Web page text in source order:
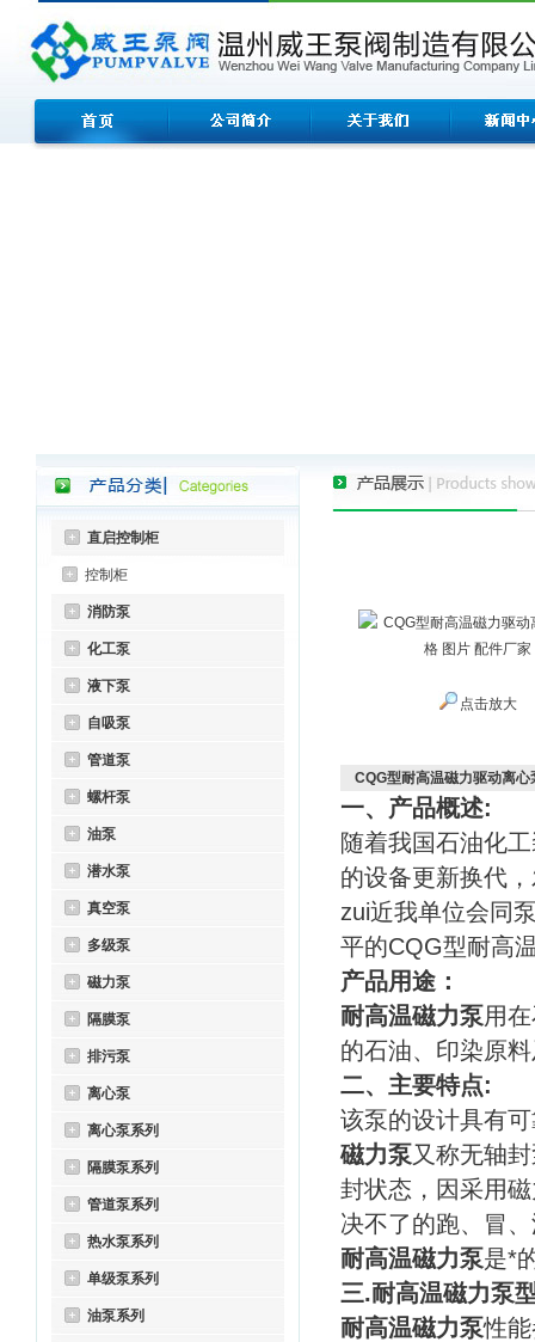
直启控制柜
控制柜
消防泵
化工泵
液下泵
自吸泵
管道泵
螺杆泵
油泵
潜水泵
真空泵
多级泵
磁力泵
隔膜泵
排污泵
离心泵
离心泵系列
隔膜泵系列
管道泵系列
热水泵系列
单级泵系列
油泵系列
点击放大
CQG型耐高温磁力驱动离
一、产品概述:
随着我国石油化
的设备更新换代
zui近我单位会同
平的CQG型耐高
产品用途：
耐高温磁力泵用
的石油、印染原
二、主要特点:
该泵的设计具有
磁力泵又称无轴
封状态，因采用
决不了的跑、冒
耐高温磁力泵是*
三.耐高温磁力泵
耐高温磁力泵性